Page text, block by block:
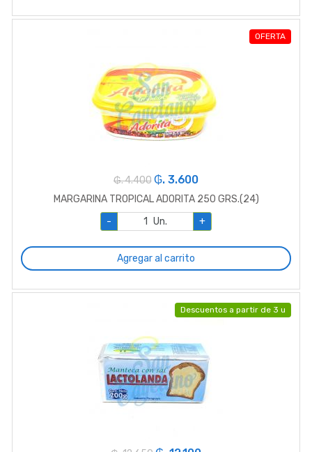
OFERTA
₲. 4.400 ₲. 3.600
MARGARINA TROPICAL ADORITA 250 GRS.(24)
-
Un. +
Agregar al carrito
Descuentos a partir de 3 u